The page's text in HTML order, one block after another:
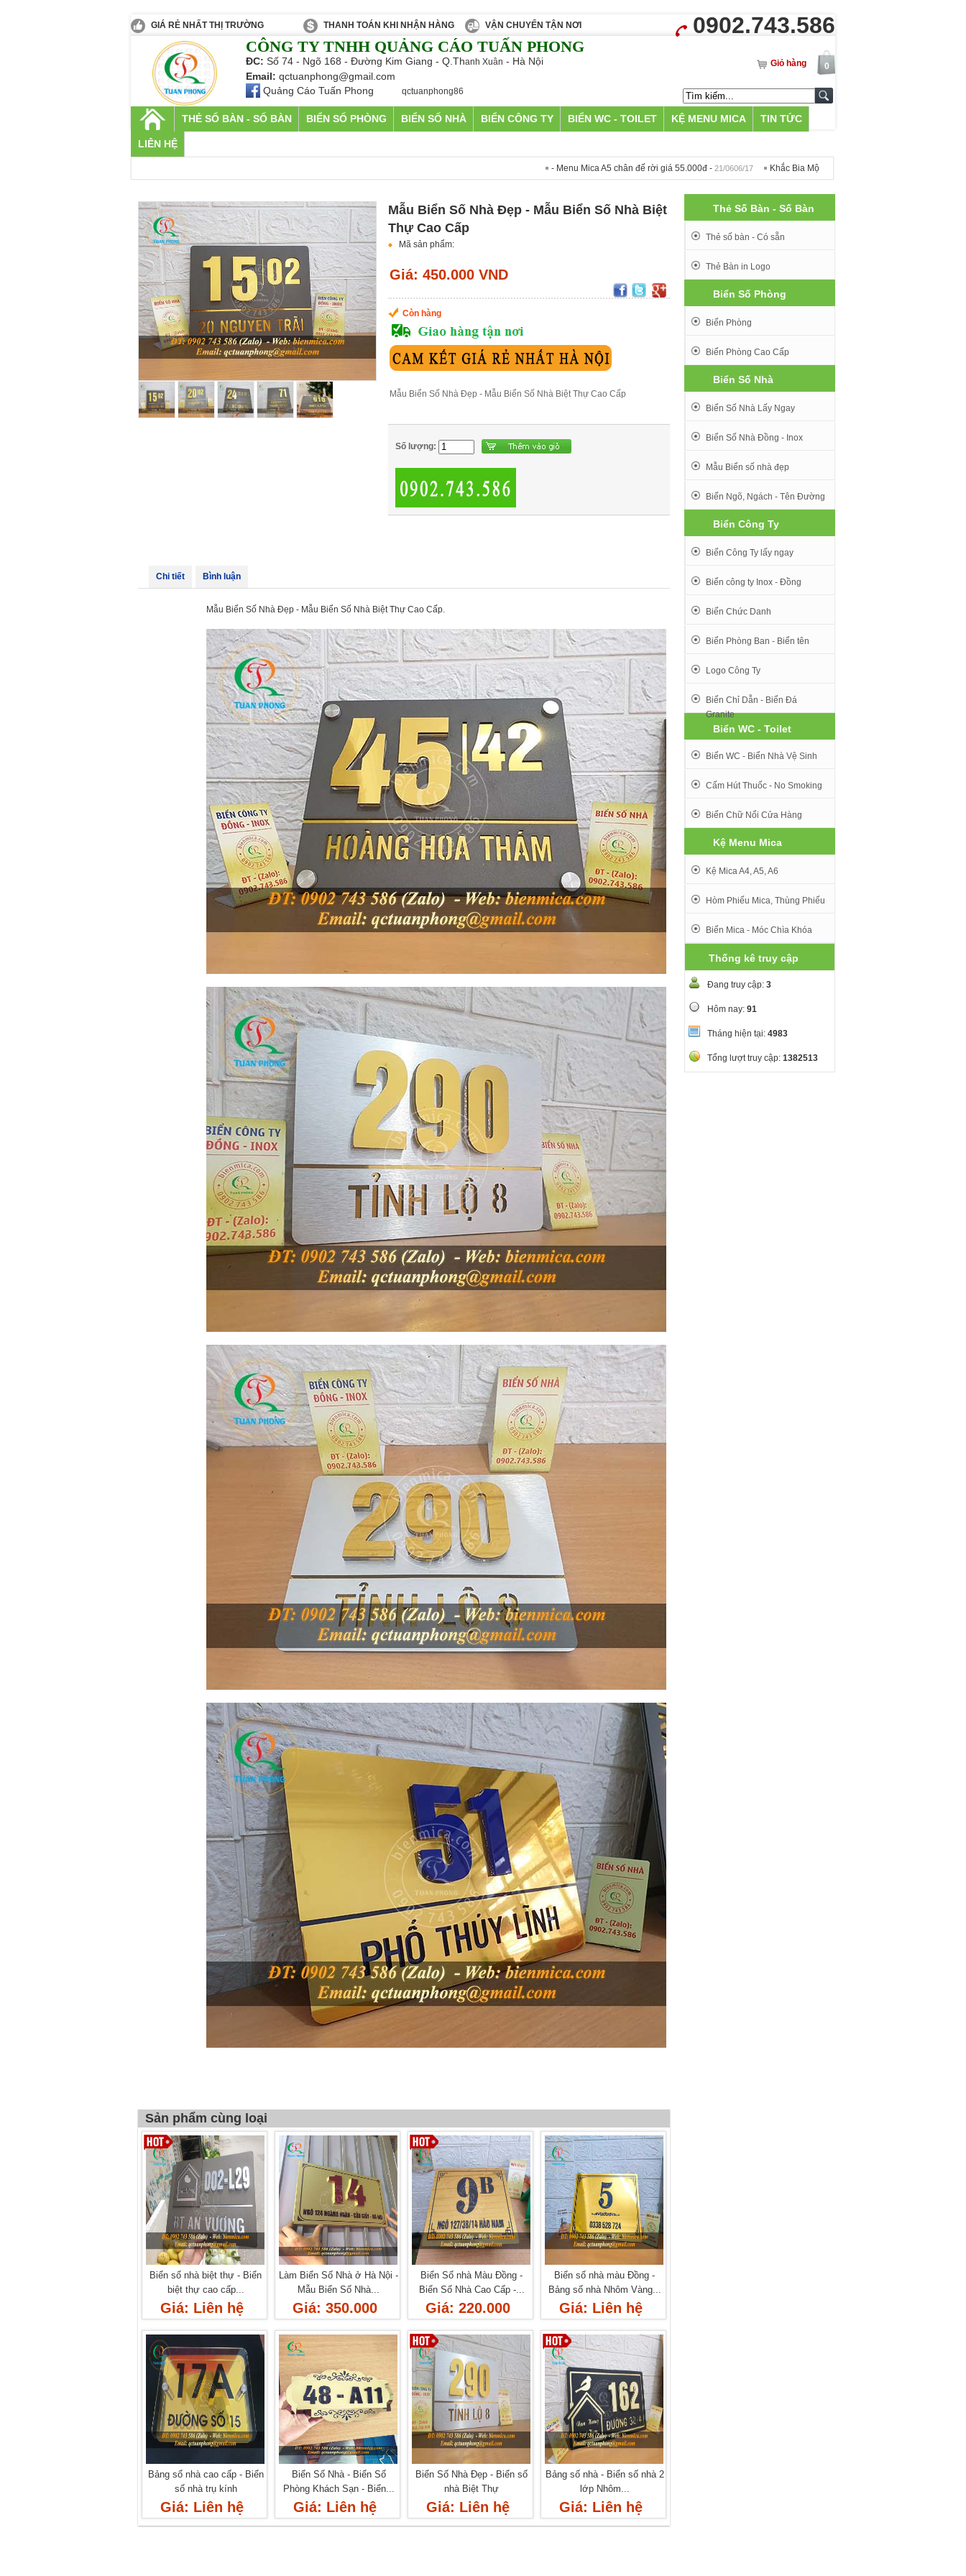
GIÁ RẺ NHẤT THỊ TRƯỜNG THANH TOÁN KHI NHẬN HÀNG VẬN CHUYỂN TẬN NƠI 0902.743.586
CÔNG TY TNHH QUẢNG CÁO TUẤN PHONG
ĐC: Số 74 - Ngõ 168 - Đường Kim Giang - Q.Thanh Xuân - Hà Nội
Email: qctuanphong@gmail.com
Quảng Cáo Tuấn Phong
qctuanphong86
Giỏ hàng 0
THẺ SỐ BÀN - SỐ BÀN BIỂN SỐ PHÒNG BIỂN SỐ NHÀ BIỂN CÔNG TY BIỂN WC - TOILET KỆ MENU MICA TIN TỨC
LIÊN HỆ
- Menu Mica A5 chân đế rời giá 55.000đ -21/0606/17 Khắc Bia Mộ tại Hà Nội - 500k -
Mẫu Biển Số Nhà Đẹp - Mẫu Biển Số Nhà Biệt
Thự Cao Cấp
Mã sản phẩm:
Giá: 450.000 VND
Còn hàng
Mẫu Biển Số Nhà Đẹp - Mẫu Biển Số Nhà Biệt Thự Cao Cấp
Số lượng:
Chi tiết Bình luận
Mẫu Biển Số Nhà Đẹp - Mẫu Biển Số Nhà Biệt Thự Cao Cấp.
Sản phẩm cùng loại
Biển số nhà biệt thự - Biển
biệt thự cao cấp...
Giá: Liên hệ
Làm Biển Số Nhà ở Hà Nội -
Mẫu Biển Số Nhà...
Giá: 350.000
Biển Số nhà Màu Đồng -
Biển Số Nhà Cao Cấp -...
Giá: 220.000
Biển số nhà màu Đồng -
Bảng số nhà Nhôm Vàng...
Giá: Liên hệ
Bảng số nhà cao cấp - Biển
số nhà trụ kính
Giá: Liên hệ
Biển Số Nhà - Biển Số
Phòng Khách Sạn - Biển...
Giá: Liên hệ
Biển Số Nhà Đẹp - Biển số
nhà Biệt Thự
Giá: Liên hệ
Bảng số nhà - Biển số nhà 2
lớp Nhôm...
Giá: Liên hệ
Thẻ Số Bàn - Số Bàn
Thẻ số bàn - Có sẵn
Thẻ Bàn in Logo
Biển Số Phòng
Biển Phòng
Biển Phòng Cao Cấp
Biển Số Nhà
Biển Số Nhà Lấy Ngay
Biển Số Nhà Đồng - Inox
Mẫu Biển số nhà đẹp
Biển Ngõ, Ngách - Tên Đường
Biển Công Ty
Biển Công Ty lấy ngay
Biển công ty Inox - Đồng
Biển Chức Danh
Biển Phòng Ban - Biển tên
Logo Công Ty
Biển Chỉ Dẫn - Biển Đá
Granite
Biển WC - Toilet
Biển WC - Biển Nhà Vệ Sinh
Cấm Hút Thuốc - No Smoking
Biển Chữ Nổi Cửa Hàng
Kệ Menu Mica
Kệ Mica A4, A5, A6
Hòm Phiếu Mica, Thùng Phiếu
Biển Mica - Móc Chìa Khóa
Thống kê truy cập
Đang truy cập: 3
Hôm nay: 91
Tháng hiện tại: 4983
Tổng lượt truy cập: 1382513